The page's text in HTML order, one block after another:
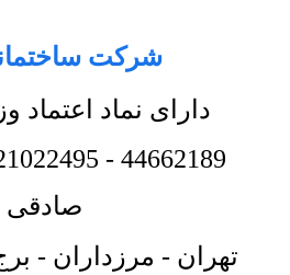
شرکت
دارای نماد
44662189
-
صادقی
تهران - مرزداران -